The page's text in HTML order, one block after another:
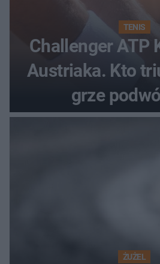
TENIS
Challenger ATP
Austriaka. Kto
grze
ŻUŻEL